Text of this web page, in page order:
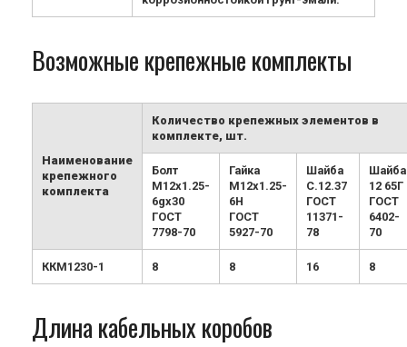
Возможные крепежные комплекты
Наименование
крепежного
комплекта
Количество крепежных элементов в
комплекте, шт.
Болт
М12х1.25-
6gx30
ГОСТ
7798-70
Гайка
М12х1.25-
6H
ГОСТ
5927-70
Шайба
С.12.37
ГОСТ
11371-
78
Шайба
12 65Г
ГОСТ
6402-
70
ККМ1230-1 8 8 16 8
Длина кабельных коробов